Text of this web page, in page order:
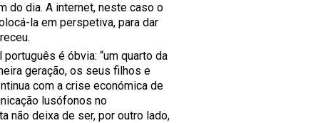
do dia. A internet, neste caso o
la em perspetiva, para dar
é óbvia: “um quarto da
geração, os seus filhos e
com a crise económica de
lusófonos no
não deixa de ser, por outro lado,